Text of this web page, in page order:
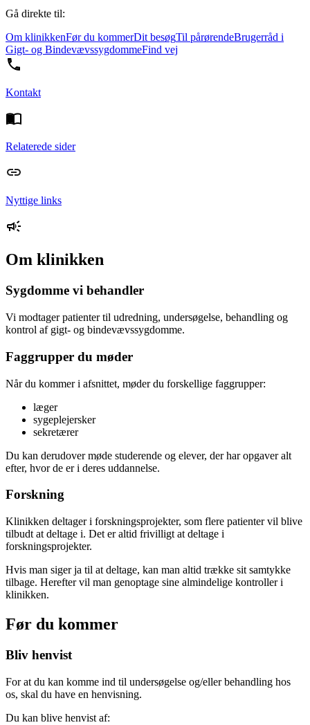
Gå direkte til:
Om klinikkenFør du kommerDit besøgTil pårørendeBrugerråd i
Gigt- og BindevævssygdommeFind vej
Kontakt
Relaterede sider
Nyttige links
Om klinikken
Sygdomme vi behandler
Vi modtager patienter til udredning, undersøgelse, behandling og
kontrol af gigt- og bindevævssygdomme.
Faggrupper du møder
Når du kommer i afsnittet, møder du forskellige faggrupper:
læger
sygeplejersker
sekretærer
Du kan derudover møde studerende og elever, der har opgaver alt
efter, hvor de er i deres uddannelse.
Forskning
Klinikken deltager i forskningsprojekter, som flere patienter vil blive
tilbudt at deltage i. Det er altid frivilligt at deltage i
forskningsprojekter.
Hvis man siger ja til at deltage, kan man altid trække sit samtykke
tilbage. Herefter vil man genoptage sine almindelige kontroller i
klinikken.
Før du kommer
Bliv henvist
For at du kan komme ind til undersøgelse og/eller behandling hos
os, skal du have en henvisning.
Du kan blive henvist af: